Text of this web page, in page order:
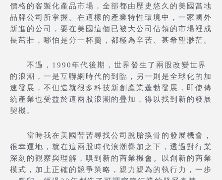
價格的客製化產品市場，全部都由歷史悠久的美國當地
品牌公司所掌握。在這樣的產業特性環境中，一家國外
新進的公司，要在美國這個已被大公司佔領的市場裡成
長茁壯，哪怕是分一杯羹，都極為辛苦、甚希望渺茫。
不過，1990年代後期，世界發生了兩股改變世界
的浪潮，一是互聯網時代的到臨，另一則是全球化的加
速發展，不但造就很多科技新創產業蓬勃發展，即使傳
統產業也受益於這兩股浪潮的疊加，得以找到新的發展
契機。
當時我在美國苦苦尋找公司脫胎換骨的發展機會，
很幸運地，就在這兩股時代浪潮疊加之下，透過對行業
深刻的觀察與理解，嗅到新的商業機會。以創新的商業
模式，加上正確的競爭策略，親力親為的執行力，一步